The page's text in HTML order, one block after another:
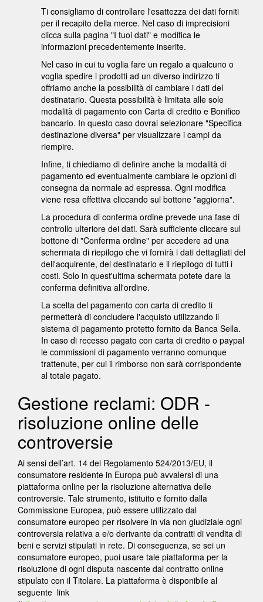
Ti consigliamo di controllare l'esattezza dei dati forniti
per il recapito della merce. Nel caso di imprecisioni
clicca sulla pagina "I tuoi dati" e modifica le
informazioni precedentemente inserite.
Nel caso in cui tu voglia fare un regalo a qualcuno o
voglia spedire i prodotti ad un diverso indirizzo ti
offriamo anche la possibilità di cambiare i dati del
destinatario. Questa possibilità è limitata alle sole
modalità di pagamento con Carta di credito e Bonifico
bancario. In questo caso dovrai selezionare "Specifica
destinazione diversa" per visualizzare i campi da
riempire.
Infine, ti chiediamo di definire anche la modalità di
pagamento ed eventualmente cambiare le opzioni di
consegna da normale ad espressa. Ogni modifica
viene resa effettiva cliccando sul bottone "aggiorna".
La procedura di conferma ordine prevede una fase di
controllo ulteriore dei dati. Sarà sufficiente cliccare sul
bottone di "Conferma ordine" per accedere ad una
schermata di riepilogo che vi fornirà i dati dettagliati del
dell'acquirente, del destinatario e il riepilogo di tutti i
costi. Solo in quest'ultima schermata potete dare la
conferma definitiva all'ordine.
La scelta del pagamento con carta di credito ti
permetterà di concludere l'acquisto utilizzando il
sistema di pagamento protetto fornito da Banca Sella.
In caso di recesso pagato con carta di credito o paypal
le commissioni di pagamento verranno comunque
trattenute, per cui il rimborso non sarà corrispondente
al totale pagato.
Gestione reclami: ODR -
risoluzione online delle
controversie
Ai sensi dell’art. 14 del Regolamento 524/2013/EU, il
consumatore residente in Europa può avvalersi di una
piattaforma online per la risoluzione alternativa delle
controversie. Tale strumento, istituito e fornito dalla
Commissione Europea, può essere utilizzato dal
consumatore europeo per risolvere in via non giudiziale ogni
controversia relativa a e/o derivante da contratti di vendita di
beni e servizi stipulati in rete. Di conseguenza, se sei un
consumatore europeo, puoi usare tale piattaforma per la
risoluzione di ogni disputa nascente dal contratto online
stipulato con il Titolare. La piattaforma è disponibile al
seguente link